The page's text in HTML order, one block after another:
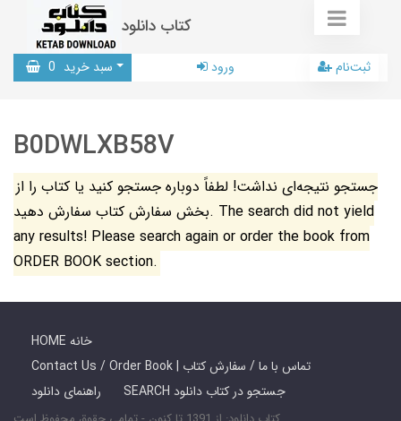
کتاب دانلود
سبد خرید 0 ورود ثبت‌نام
B0DWLXB58V
جستجو نتیجه‌ای نداشت! لطفاً دوباره جستجو کنید یا کتاب را از
بخش سفارش کتاب سفارش دهید. The search did not yield
any results! Please search again or order the book from
ORDER BOOK section.
HOME خانه
Contact Us / Order Book | تماس با ما / سفارش کتاب
راهنمای دانلود
SEARCH جستجو در کتاب دانلود